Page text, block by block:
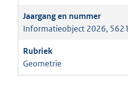
Informatieobject 2026, 5621
Geometrie